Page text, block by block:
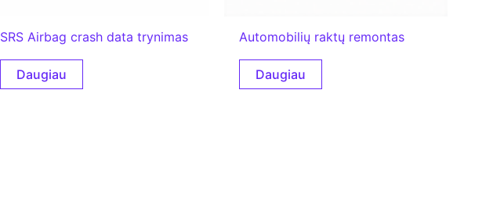
SRS Airbag crash data trynimas
Daugiau
Automobilių raktų remontas
Daugiau